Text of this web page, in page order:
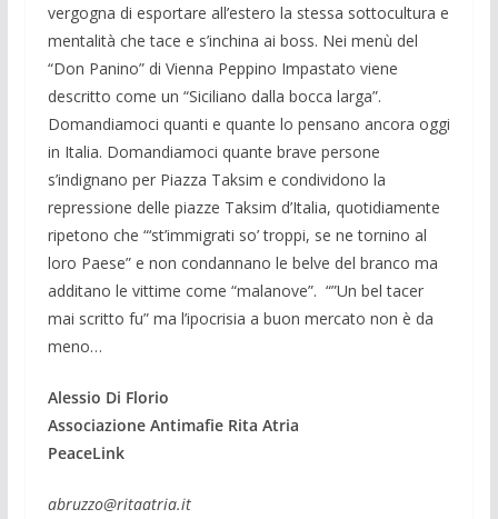
vergogna di esportare all’estero la stessa sottocultura e
mentalità che tace e s’inchina ai boss. Nei menù del
“Don Panino” di Vienna Peppino Impastato viene
descritto come un “Siciliano dalla bocca larga”.
Domandiamoci quanti e quante lo pensano ancora oggi
in Italia. Domandiamoci quante brave persone
s’indignano per Piazza Taksim e condividono la
repressione delle piazze Taksim d’Italia, quotidiamente
ripetono che “‘st’immigrati so’ troppi, se ne tornino al
loro Paese” e non condannano le belve del branco ma
additano le vittime come “malanove”. “”Un bel tacer
mai scritto fu” ma l’ipocrisia a buon mercato non è da
meno…
Alessio Di Florio
Associazione Antimafie Rita Atria
PeaceLink
abruzzo@ritaatria.it